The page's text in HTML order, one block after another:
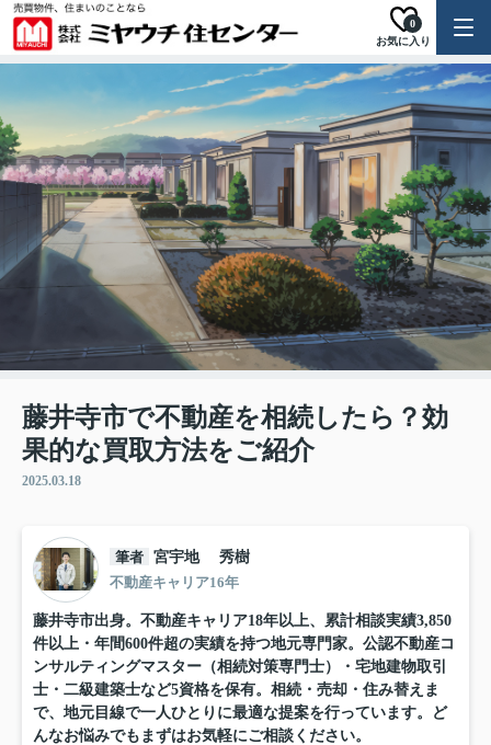
お気に入り
0
藤井寺市で不動産を相続したら？効
果的な買取方法をご紹介
2025.03.18
筆者 宮宇地 秀樹
不動産キャリア16年
藤井寺市出身。不動産キャリア18年以上、累計相談実績3,850
件以上・年間600件超の実績を持つ地元専門家。公認不動産コ
ンサルティングマスター（相続対策専門士）・宅地建物取引
士・二級建築士など5資格を保有。相続・売却・住み替えま
で、地元目線で一人ひとりに最適な提案を行っています。ど
んなお悩みでもまずはお気軽にご相談ください。